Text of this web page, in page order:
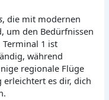
, die mit modernen
um den Bedürfnissen
Terminal 1 ist
während
regionale Flüge
es dir, dich